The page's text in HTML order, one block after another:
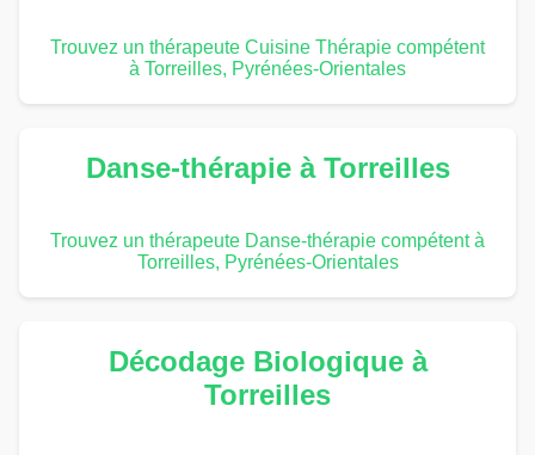
Trouvez un thérapeute Cuisine Thérapie compétent
à Torreilles, Pyrénées-Orientales
Danse-thérapie à Torreilles
Trouvez un thérapeute Danse-thérapie compétent à
Torreilles, Pyrénées-Orientales
Décodage Biologique à
Torreilles